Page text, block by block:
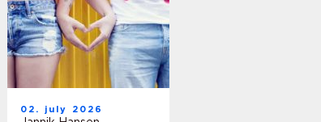
02. july 2026